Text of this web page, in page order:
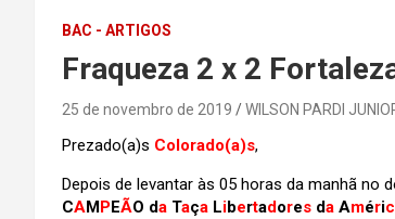
BAC - ARTIGOS
Fraqueza 2 x 2
25 de novembro de 2019 WILSON PARDI
Prezado(a)s Colorado(a)s,
Depois de levantar às 05 horas da manhã no
CAMPEÃO da Taça Libertadores da Améric